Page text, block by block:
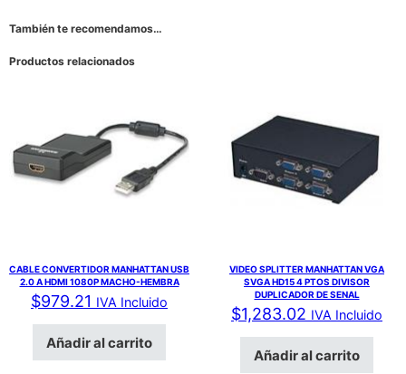
También te recomendamos…
Productos relacionados
CABLE CONVERTIDOR MANHATTAN USB
2.0 A HDMI 1080P MACHO-HEMBRA
$979.21 IVA Incluido
Añadir al carrito
VIDEO SPLITTER MANHATTAN VGA
SVGA HD15 4 PTOS DIVISOR
DUPLICADOR DE SENAL
$1,283.02 IVA Incluido
Añadir al carrito